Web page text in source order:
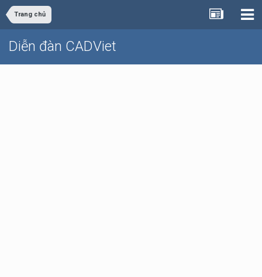
Trang chủ
Diễn đàn CADViet